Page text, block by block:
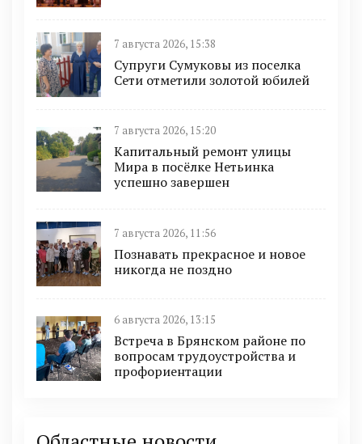
7 августа 2026, 15:38
Супруги Сумуковы из поселка
Сети отметили золотой юбилей
7 августа 2026, 15:20
Капитальный ремонт улицы
Мира в посёлке Нетьинка
успешно завершен
7 августа 2026, 11:56
Познавать прекрасное и новое
никогда не поздно
6 августа 2026, 13:15
Встреча в Брянском районе по
вопросам трудоустройства и
профориентации